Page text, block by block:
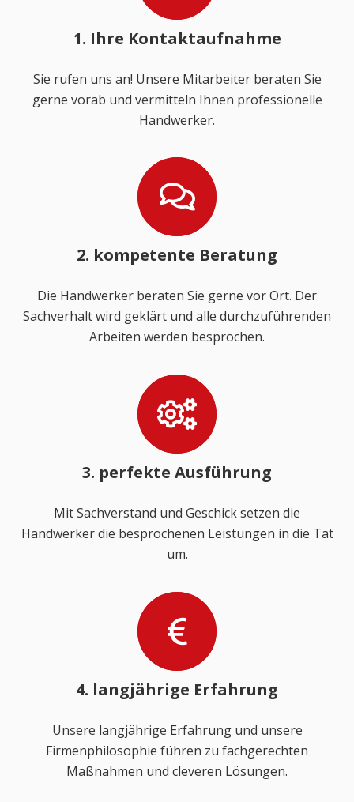
1. Ihre Kontaktaufnahme
Sie rufen uns an! Unsere Mitarbeiter beraten Sie
gerne vorab und vermitteln Ihnen professionelle
Handwerker.
2. kompetente Beratung
Die Handwerker beraten Sie gerne vor Ort. Der
Sachverhalt wird geklärt und alle durchzuführenden
Arbeiten werden besprochen.
3. perfekte Ausführung
Mit Sachverstand und Geschick setzen die
Handwerker die besprochenen Leistungen in die Tat
um.
4. langjährige Erfahrung
Unsere langjährige Erfahrung und unsere
Firmenphilosophie führen zu fachgerechten
Maßnahmen und cleveren Lösungen.